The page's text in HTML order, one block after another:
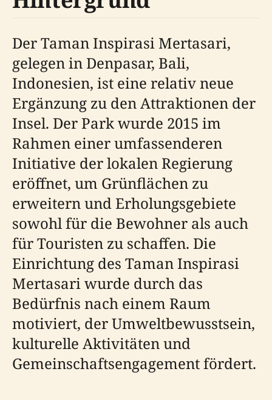
Der Taman Inspirasi Mertasari,
gelegen in Denpasar, Bali,
Indonesien, ist eine relativ neue
Ergänzung zu den Attraktionen der
Insel. Der Park wurde 2015 im
Rahmen einer umfassenderen
Initiative der lokalen Regierung
eröffnet, um Grünflächen zu
erweitern und Erholungsgebiete
sowohl für die Bewohner als auch
für Touristen zu schaffen. Die
Einrichtung des Taman Inspirasi
Mertasari wurde durch das
Bedürfnis nach einem Raum
motiviert, der Umweltbewusstsein,
kulturelle Aktivitäten und
Gemeinschaftsengagement fördert.